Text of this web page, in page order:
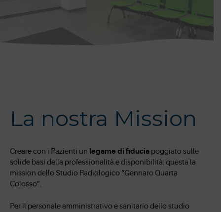
La nostra Mission
Creare con i Pazienti un legame di fiducia poggiato sulle
solide basi della professionalità e disponibilità: questa la
mission dello Studio Radiologico “Gennaro Quarta
Colosso”.
Per il personale amministrativo e sanitario dello studio